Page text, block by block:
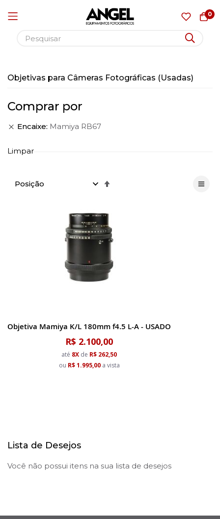
0
para
conteúdo
Objetivas para Câmeras Fotográficas (Usadas)
Objetiva Mamiya K/L 180mm f4.5 L-A - USADO
R$ 2.100,00
até 8X de R$ 262,50
ou R$ 1.995,00a vista
Comprar por
Encaixe Mamiya RB67
Limpar
Lista de Desejos
Você não possui itens na sua lista de desejos